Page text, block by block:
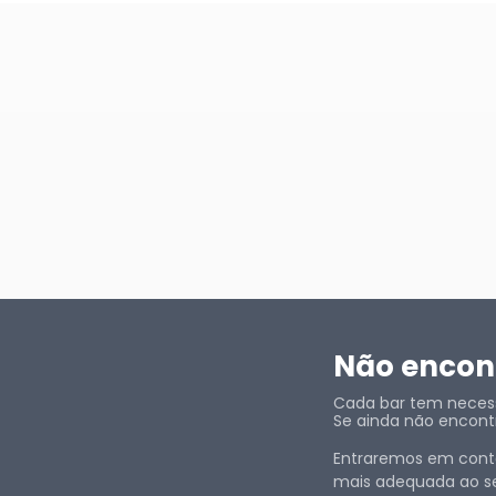
Não
Cada bar tem
Se ainda não
Entraremos em
mais adequada ao